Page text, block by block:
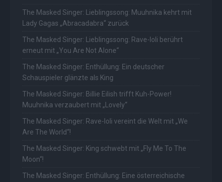
The Masked Singer: Lieblingssong: Muuhnika kehrt mit
Lady Gagas „Abracadabra“ zurück
The Masked Singer: Lieblingssong: Rave-Ioli berührt
erneut mit „You Are Not Alone“
The Masked Singer: Enthüllung: Ein deutscher
Schauspieler glänzte als King
The Masked Singer: Billie Eilish trifft Kuh-Power!
Muuhnika verzaubert mit „Lovely“
The Masked Singer: Rave-Ioli vereint die Welt mit „We
Are The World“!
The Masked Singer: King schwebt mit „Fly Me To The
Moon“!
The Masked Singer: Enthüllung: Eine österreichische